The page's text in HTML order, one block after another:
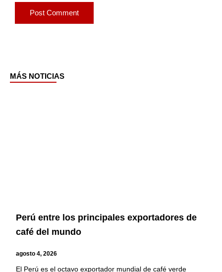
MÁS NOTICIAS
Perú entre los principales exportadores de
café del mundo
agosto 4, 2026
El Perú es el octavo exportador mundial de café verde